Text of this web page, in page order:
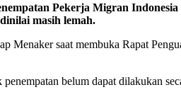
Pekerja Migran Indonesia
masih lemah.
Menaker saat membuka Rapat
belum dapat dilakukan